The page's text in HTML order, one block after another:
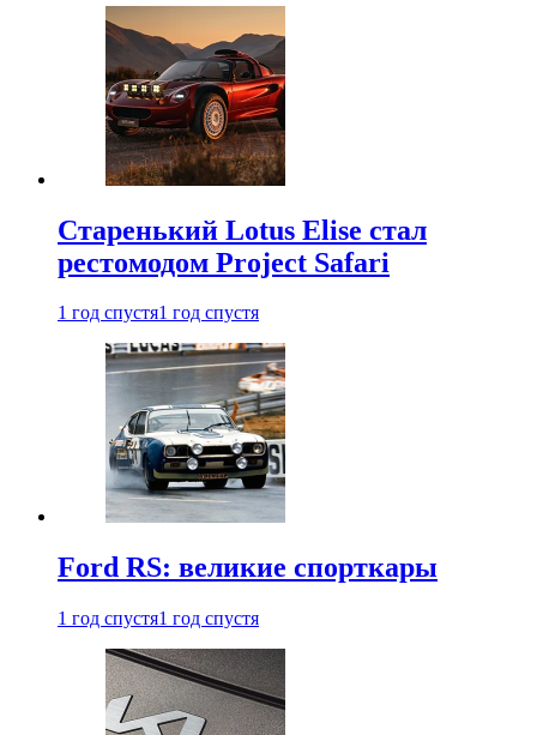
Старенький Lotus Elise стал
рестомодом Project Safari
1 год спустя1 год спустя
Ford RS: великие спорткары
1 год спустя1 год спустя